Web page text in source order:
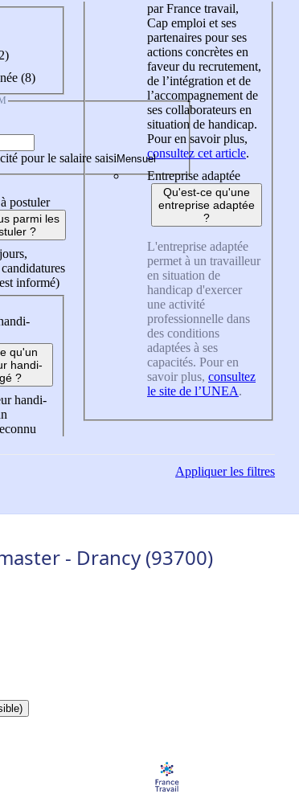
(8)
pour le salaire saisi
postuler
parmi les
?
informé)
qu'un
handi-
?
handi-
par France travail,
Cap emploi et ses
partenaires pour ses
actions concrètes en
faveur du recrutement,
de l’intégration et de
l’accompagnement de
ses collaborateurs en
situation de handicap.
Pour en savoir plus,
consultez cet article.
Entreprise adaptée
Qu'est-ce qu'une
entreprise adaptée
?
L'entreprise adaptée
permet à un travailleur
en situation de
handicap d'exercer
une activité
professionnelle dans
des conditions
adaptées à ses
capacités. Pour en
savoir plus, consultez
le site de l’UNEA.
Appliquerles filtres
- Drancy (93700)